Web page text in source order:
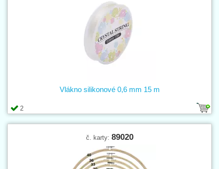
2
Vlákno silikonové 0,6 mm 15 m
č. karty: 89020